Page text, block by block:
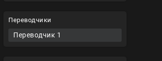
Переводчики
Переводчик 1